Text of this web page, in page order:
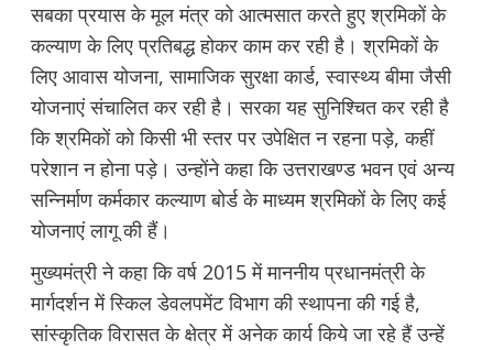
सबका प्रयास के मूल मंत्र को आत्मसात करते हुए श्रमिकों के
कल्याण के लिए प्रतिबद्ध होकर काम कर रही है। श्रमिकों के
लिए आवास योजना, सामाजिक सुरक्षा कार्ड, स्वास्थ्य बीमा जैसी
योजनाएं संचालित कर रही है। सरका यह सुनिश्चित कर रही है
कि श्रमिकों को किसी भी स्तर पर उपेक्षित न रहना पड़े, कहीं
परेशान न होना पड़े। उन्होंने कहा कि उत्तराखण्ड भवन एवं अन्य
सन्निर्माण कर्मकार कल्याण बोर्ड के माध्यम श्रमिकों के लिए कई
योजनाएं लागू की हैं।
मुख्यमंत्री ने कहा कि वर्ष 2015 में माननीय प्रधानमंत्री के
मार्गदर्शन में स्किल डेवलपमेंट विभाग की स्थापना की गई है,
सांस्कृतिक विरासत के क्षेत्र में अनेक कार्य किये जा रहे हैं उन्हें